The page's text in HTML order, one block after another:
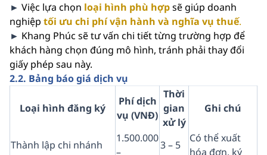
► Việc lựa chọn loại hình phù hợpsẽ giúp doanh
nghiệp tối ưu chi phí vận hành và nghĩa vụ thuế.
► Khang Phúc sẽ tư vấn chi tiết từng trường hợp để
khách hàng chọn đúng mô hình, tránh phải thay đổi
giấy phép sau này.
2.2. Bảng báo giá dịch vụ
Loại hình đăng ký
Phí dịch
vụ (VNĐ)
Thời
gian
xử lý
Ghi chú
Thành lập chi nhánh
1.500.000
–
3 – 5
Có thể xuất
hóa đơn, ký